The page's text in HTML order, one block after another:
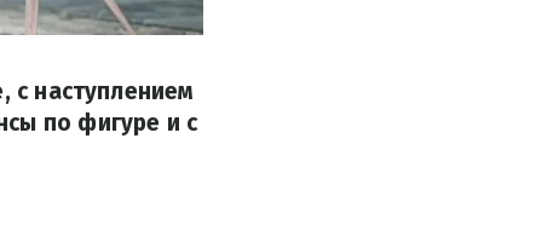
наступлением
по фигуре и с